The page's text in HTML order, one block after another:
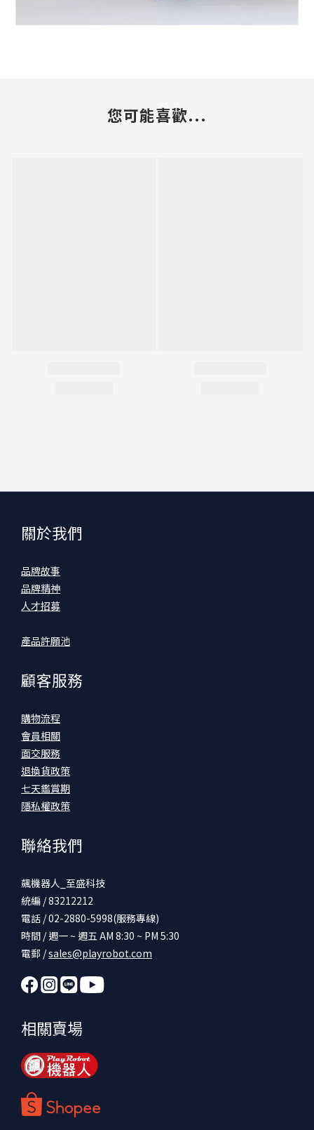
您可能喜歡...
關於我們
品牌故事
品牌精神
人才招募
產品許願池
顧客服務
購物流程
會員相關
面交服務
退換貨政策
七天鑑賞期
隱私權政策
聯絡我們
飆機器人_至盛科技
統編 / 83212212
電話 / 02-2880-5998(服務專線)
時間 / 週一 ~ 週五 AM 8:30 ~ PM 5:30
電郵 /sales@playrobot.com
相關賣場